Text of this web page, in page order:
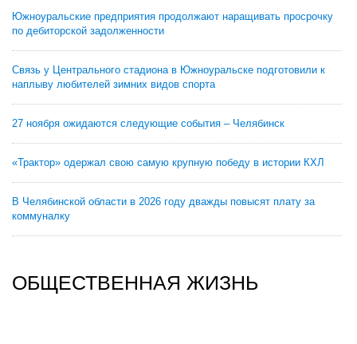
Южноуральские предприятия продолжают наращивать просрочку
по дебиторской задолженности
Связь у Центрального стадиона в Южноуральске подготовили к
наплыву любителей зимних видов спорта
27 ноября ожидаются следующие события – Челябинск
«Трактор» одержал свою самую крупную победу в истории КХЛ
В Челябинской области в 2026 году дважды повысят плату за
коммуналку
ОБЩЕСТВЕННАЯ ЖИЗНЬ